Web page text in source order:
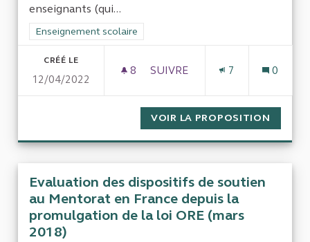
enseignants (qui...
Filtrer les résultats de la catégorie : Enseignement scolaire
Enseignement scolaire
CRÉÉ LE
12/04/2022
8 8 ABONNÉS
SUIVRE
7 0
VOIR LA PROPOSITION
Evaluation des dispositifs de soutien
au Mentorat en France depuis la
promulgation de la loi ORE (mars
2018)